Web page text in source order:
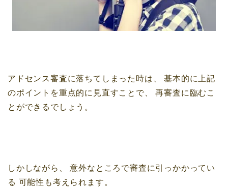
アドセンス審査に落ちてしまった時は、
基本的に上記
のポイントを重点的に見直すことで、
再審査に臨むこ
とができるでしょう。
しかしながら、
意外なところで審査に引っかかってい
る 可能性も考えられます。